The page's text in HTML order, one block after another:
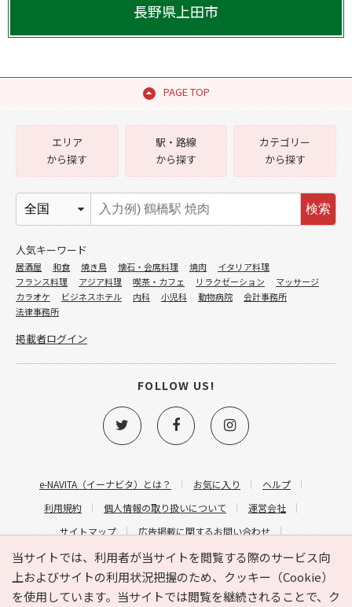
長野県上田市
PAGE TOP
当サイトでは、利用者が当サイトを閲覧する際のサービス向
上およびサイトの利用状況把握のため、クッキー（Cookie）
を使用しています。当サイトでは閲覧を継続されることで、ク
e-NAVITA（イーナビタ）とは？ お気に入り
ヘルプ
利用規約
個人情報の取り扱いについて
運営会社
サイトマップ
広告掲載に関するお問い合わせ
サイトの内容に関するお問い合わせ
エリア
から探す
駅・路線
から探す
カテゴリー
から探す
検索
人気キーワード
居酒屋 和食 焼き鳥 懐石・会席料理 焼肉
イタリア料理
フランス料理
アジア料理 喫茶・カフェ リラクゼーション
マッサージ
カラオケ
ビジネスホテル 内科 小児科 動物病院
会計事務所
法律事務所
掲載者ログイン
FOLLOW US!